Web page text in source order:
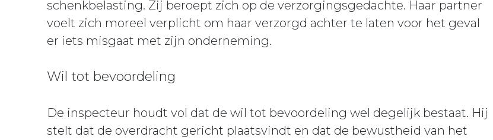
schenkbelasting. Zij beroept zich op de verzorgingsgedachte. Haar partner
voelt zich moreel verplicht om haar verzorgd achter te laten voor het geval
er iets misgaat met zijn onderneming.
Wil tot bevoordeling
De inspecteur houdt vol dat de wil tot bevoordeling wel degelijk bestaat. Hij
stelt dat de overdracht gericht plaatsvindt en dat de bewustheid van het